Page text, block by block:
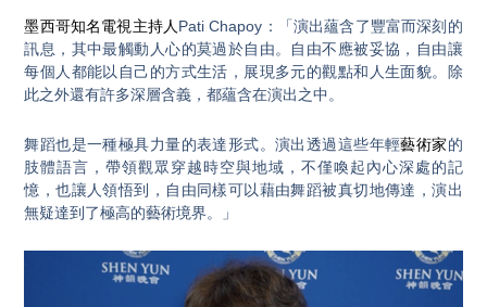
墨西哥知名電視主持人 Pati Chapoy：「演出蘊含了豐富而深刻的
訊息，其中最觸動人心的莫過於自由。自由不應被妥協，自由讓
每個人都能以自己的方式生活，展現多元的觀點和人生面貌。除
此之外還有許多深層含義，都蘊含在演出之中。
舞蹈也是一種極具力量的表達形式。演出透過這些年輕藝術家的
肢體語言，帶領觀眾穿越時空與地域，不僅喚起內心深處的記
憶，也讓人領悟到，自由同樣可以藉由舞蹈被真切地傳達，演出
無疑達到了極高的藝術境界。」